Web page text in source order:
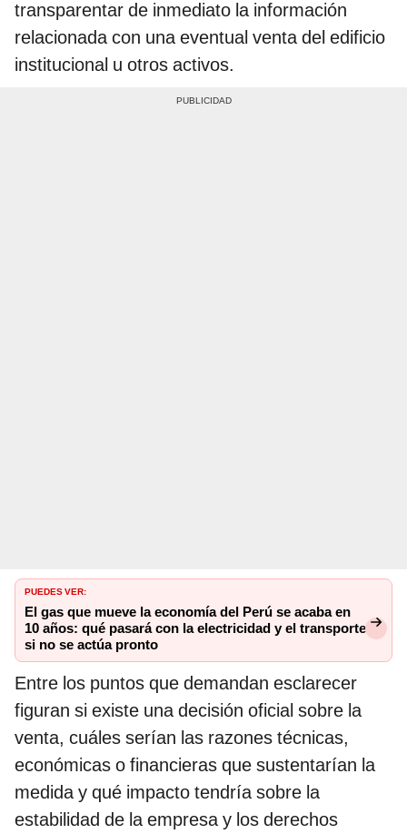
transparentar de inmediato la información
relacionada con una eventual venta del edificio
institucional u otros activos.
PUEDES VER:
El gas que mueve la economía del Perú se acaba en
10 años: qué pasará con la electricidad y el transporte
si no se actúa pronto
Entre los puntos que demandan esclarecer
figuran si existe una decisión oficial sobre la
venta, cuáles serían las razones técnicas,
económicas o financieras que sustentarían la
medida y qué impacto tendría sobre la
estabilidad de la empresa y los derechos